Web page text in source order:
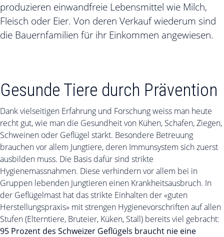
produzieren einwandfreie Lebensmittel wie Milch,
Fleisch oder Eier. Von deren Verkauf wiederum sind
die Bauernfamilien für ihr Einkommen angewiesen.
Gesunde Tiere durch Prävention
Dank vielseitigen Erfahrung und Forschung weiss man heute
recht gut, wie man die Gesundheit von Kühen, Schafen, Ziegen,
Schweinen oder Geflügel stärkt. Besondere Betreuung
brauchen vor allem Jungtiere, deren Immunsystem sich zuerst
ausbilden muss. Die Basis dafür sind strikte
Hygienemassnahmen. Diese verhindern vor allem bei in
Gruppen lebenden Jungtieren einen Krankheitsausbruch. In
der Geflügelmast hat das strikte Einhalten der «guten
Herstellungspraxis» mit strengen Hygienevorschriften auf allen
Stufen (Elterntiere, Bruteier, Küken, Stall) bereits viel gebracht:
95 Prozent des Schweizer Geflügels braucht nie eine